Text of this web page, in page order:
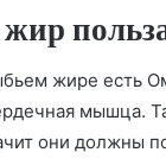
жире есть
мышца.
они должны